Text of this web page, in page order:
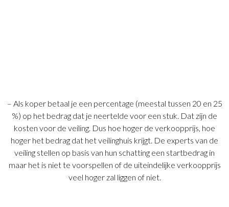
– Als koper betaal je een percentage (meestal tussen 20 en 25
%) op het bedrag dat je neertelde voor een stuk. Dat zijn de
kosten voor de veiling. Dus hoe hoger de verkoopprijs, hoe
hoger het bedrag dat het veilinghuis krijgt. De experts van de
veiling stellen op basis van hun schatting een startbedrag in
maar het is niet te voorspellen of de uiteindelijke verkoopprijs
veel hoger zal liggen of niet.